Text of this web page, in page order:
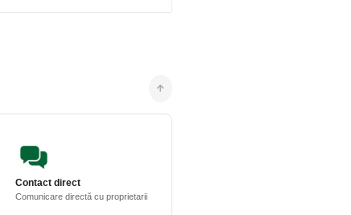
Contact direct
Comunicare directă cu proprietarii